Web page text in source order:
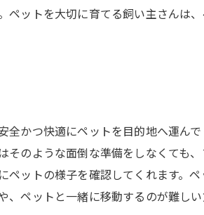
ペットを大切に育てる飼い主さんは、
全かつ快適にペットを目的地へ運んで
そのような面倒な準備をしなくても、
ペットの様子を確認してくれます。ペ
ペットと一緒に移動するのが難しい